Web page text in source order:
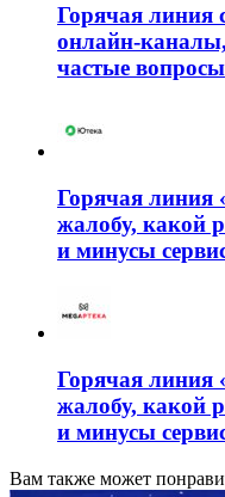
Горячая линия
онлайн-
частые вопросы
Горячая линия
жалобу, какой
и минусы
Горячая линия
жалобу, какой
и минусы
Вам также может